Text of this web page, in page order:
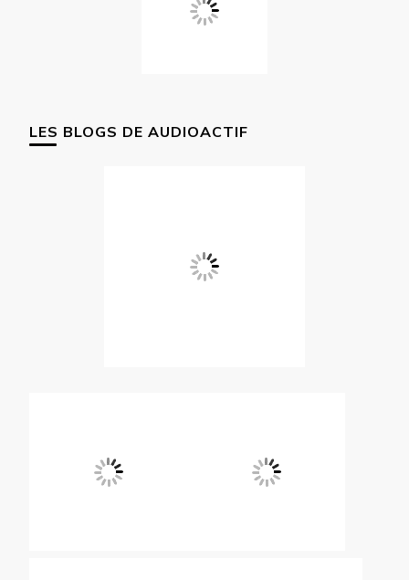
LES BLOGS DE AUDIOACTIF